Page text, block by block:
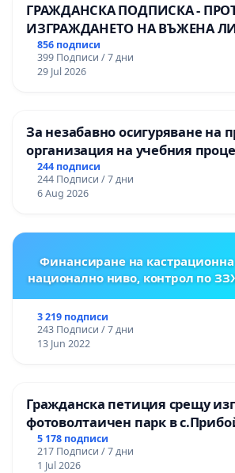
ГРАЖДАНСКА ПОДПИСКА -
ИЗГРАЖДАНЕТО НА ВЪЖЕНА
НА ТЕРИТОРИЯТА НА ПРИРОДНА
ЗАБЕЛЕЖИТЕЛНОСТ „ХЪЛМ НА
ОСВОБОДИТЕЛИТЕ“
856 подписи
399 Подписи / 7 дни
29 Jul 2026
За незабавно осигуряване на
организация на учебния
гарантиране на правото на
и качествено образование на
ОУ „Княз Александър I“ и
244 подписи
244 Подписи / 7 дни
6 Aug 2026
Финансиране на
национално ниво, контрол по
3 219 подписи
243 Подписи / 7 дни
13 Jun 2022
Гражданска петиция срещу
фотоволтаичен парк в
Радомир
5 178 подписи
217 Подписи / 7 дни
1 Jul 2026